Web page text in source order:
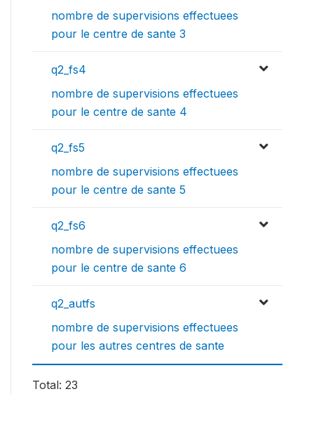
nombre de supervisions effectuees
pour le centre de sante 3
q2_fs4
nombre de supervisions effectuees
pour le centre de sante 4
q2_fs5
nombre de supervisions effectuees
pour le centre de sante 5
q2_fs6
nombre de supervisions effectuees
pour le centre de sante 6
q2_autfs
nombre de supervisions effectuees
pour les autres centres de sante
Total: 23